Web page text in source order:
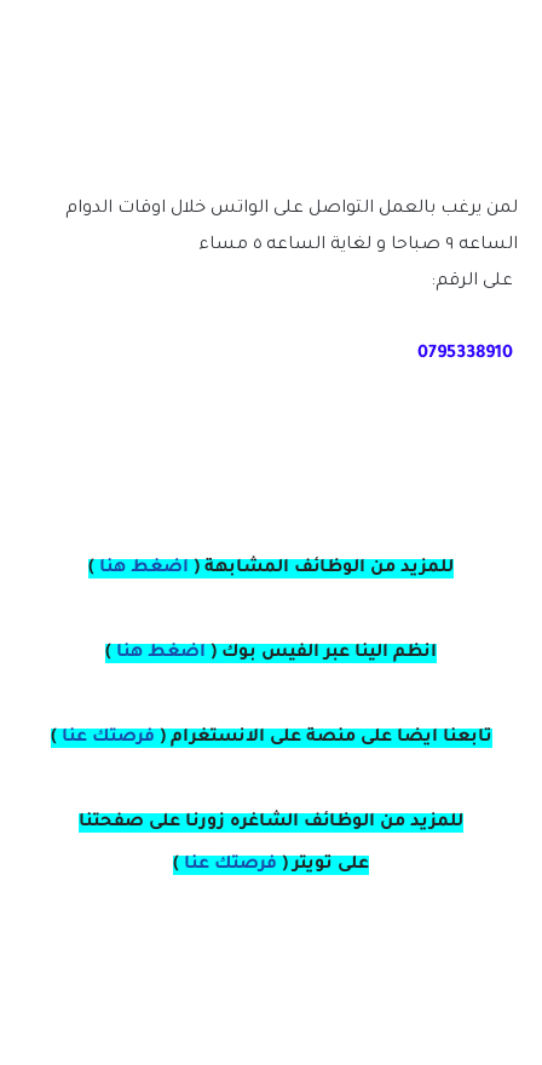
لمن يرغب بالعمل التواصل على الواتس خلال اوقات الدوام
الساعه ٩ صباحا و لغاية الساعه ٥ مساء
على الرقم:
للمزيد من الوظائف المشابهة ( اضغط هنا )
انظم الينا عبر الفيس بوك ( اضغط هنا )
تابعنا ايضا على منصة على الانستغرام( فرصتك عنا )
للمزيد من الوظائف الشاغره زورنا على صفحتنا
على تويتر( فرصتك عنا )